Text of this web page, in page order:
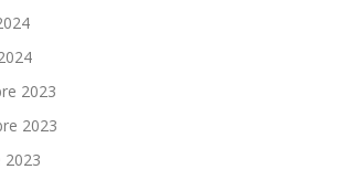
2023
2023
2023